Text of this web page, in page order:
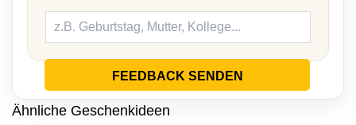
FEEDBACK SENDEN
Ähnliche Geschenkideen